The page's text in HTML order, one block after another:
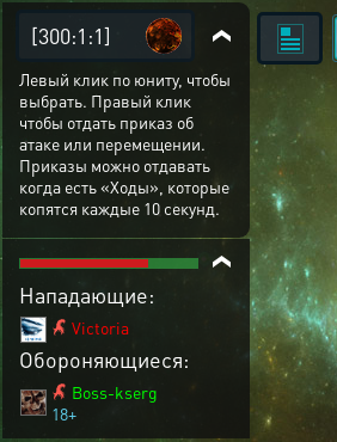
[300:1:1]
Левый клик по юниту, чтобы
выбрать. Правый клик
чтобы отдать приказ об
атаке или перемещении.
Приказы можно отдавать
когда есть «Ходы», которые
копятся каждые 10 секунд.
Нападающие:
Victoria
Обороняющиеся:
Boss-kserg
18+